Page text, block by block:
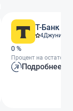
Т-Банк
4Джуниор
0 %
Процент на остаток
Подробнее